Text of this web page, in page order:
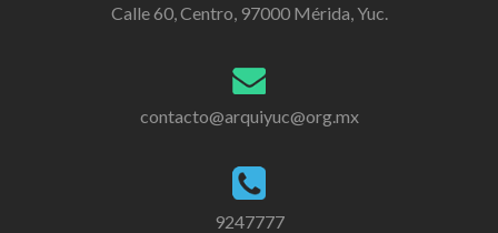
Calle 60, Centro, 97000 Mérida, Yuc.
contacto@arquiyuc@org.mx
9247777